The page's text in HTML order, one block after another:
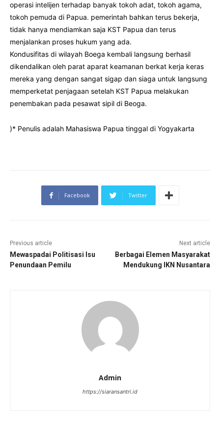
operasi intelijen terhadap banyak tokoh adat, tokoh agama,
tokoh pemuda di Papua. pemerintah bahkan terus bekerja,
tidak hanya mendiamkan saja KST Papua dan terus
menjalankan proses hukum yang ada.
Kondusifitas di wilayah Boega kembali langsung berhasil
dikendalikan oleh parat aparat keamanan berkat kerja keras
mereka yang dengan sangat sigap dan siaga untuk langsung
memperketat penjagaan setelah KST Papua melakukan
penembakan pada pesawat sipil di Beoga.
)* Penulis adalah Mahasiswa Papua tinggal di Yogyakarta
Facebook Twitter
Previous article
Mewaspadai Politisasi Isu
Penundaan Pemilu
Next article
Berbagai Elemen Masyarakat
Mendukung IKN Nusantara
Admin
https://siaransantri.id